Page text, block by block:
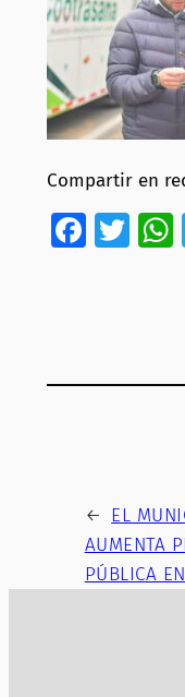
Compartir en
← EL
AUMENTA
PÚBLICA